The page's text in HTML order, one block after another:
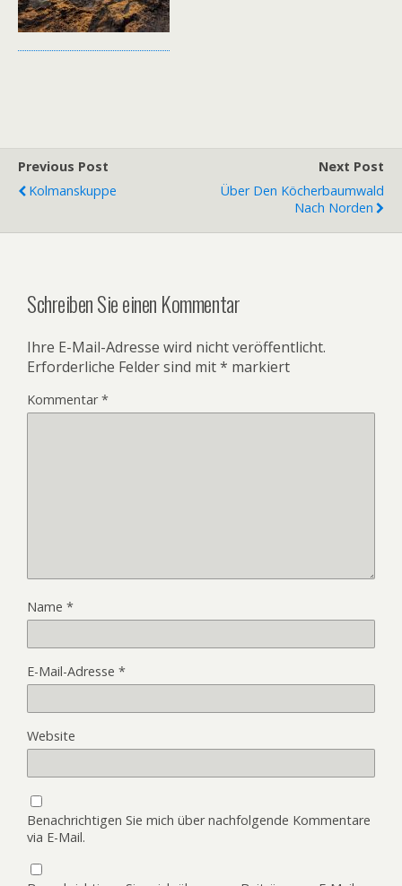
Previous Post
Kolmanskuppe
Next Post
Über Den Köcherbaumwald
Nach Norden
Schreiben Sie einen Kommentar
Ihre E-Mail-Adresse wird nicht veröffentlicht.
Erforderliche Felder sind mit* markiert
Kommentar*
Name *
E-Mail-Adresse *
Website
Benachrichtigen Sie mich über nachfolgende Kommentare
via E-Mail.